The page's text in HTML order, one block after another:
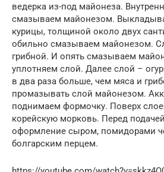
ведерка из-под майонеза.
смазываем майонезом.
курицы, толщиной около двух
обильно смазываем майонезом.
грибной. И опять смазываем
уплотняем слой. Далее слой –
в два раза больше, чем мяса и
промазывать слой майонезом.
поднимаем формочку. Поверх
корейскую морковь. Перед
оформление сыром, помидорами
болгарским перцем.